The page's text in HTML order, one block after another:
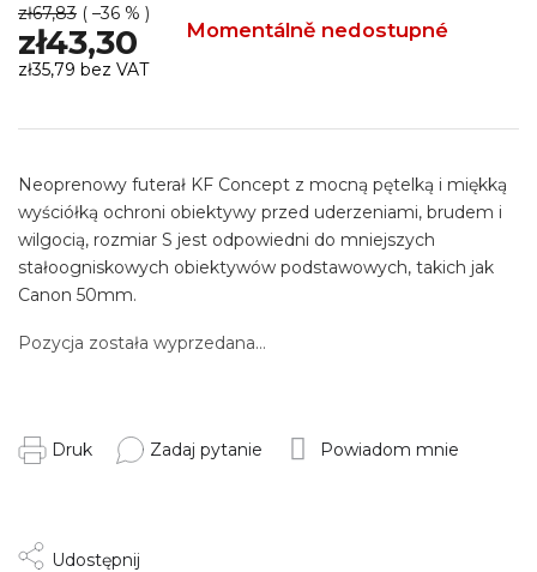
zł67,83 ( –36 % )
zł43,30 Momentálně nedostupné
zł35,79 bez VAT
jednostkowa:
Pozycja została wyprzedana…
Neoprenowy futerał KF Concept z mocną pętelką i miękką
wyściółką ochroni obiektywy przed uderzeniami, brudem i
wilgocią, rozmiar S jest odpowiedni do mniejszych
stałoogniskowych obiektywów podstawowych, takich jak
Canon 50mm.
Druk Zadaj pytanie Powiadom mnie
Udostępnij